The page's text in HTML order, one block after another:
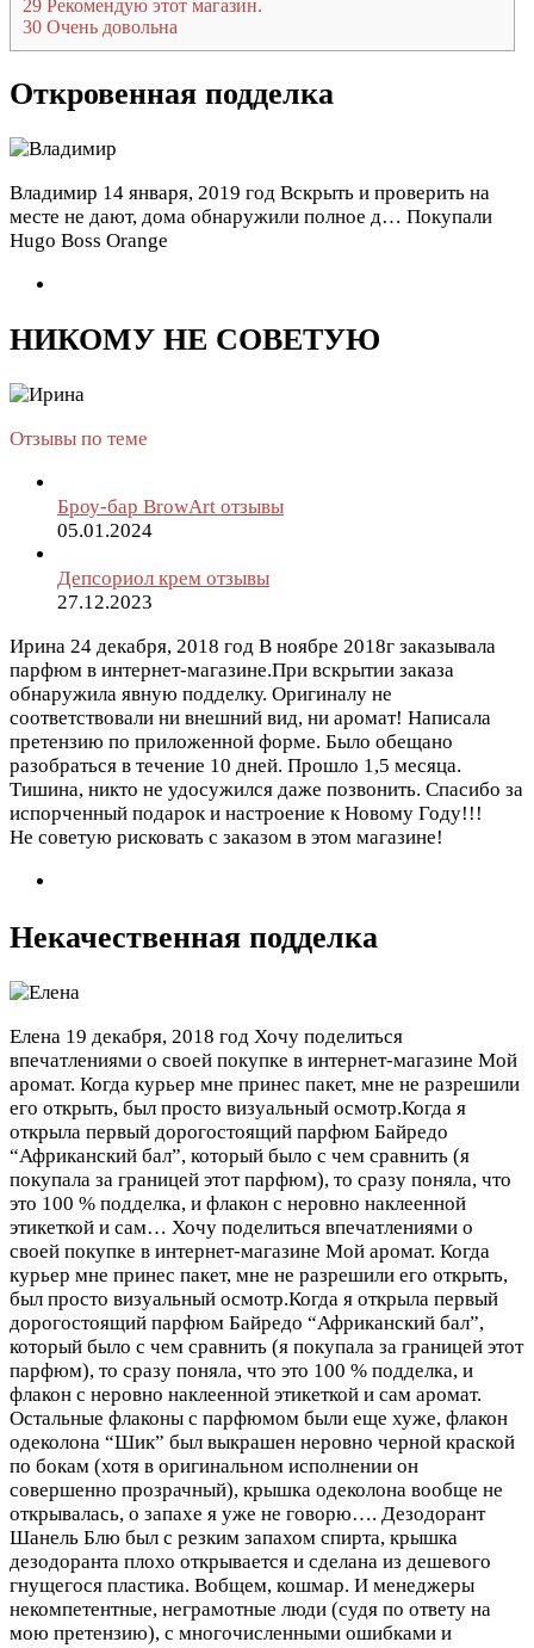
29 Рекомендую этот магазин.
30 Очень довольна
Откровенная подделка
Владимир 14 января, 2019 год Вскрыть и проверить на
месте не дают, дома обнаружили полное д… Покупали
Hugo Boss Orange
НИКОМУ НЕ СОВЕТУЮ
Отзывы по теме
Броу-бар BrowArt отзывы
05.01.2024
Депсориол крем отзывы
27.12.2023
Ирина 24 декабря, 2018 год В ноябре 2018г заказывала
парфюм в интернет-магазине.При вскрытии заказа
обнаружила явную подделку. Оригиналу не
соответствовали ни внешний вид, ни аромат! Написала
претензию по приложенной форме. Было обещано
разобраться в течение 10 дней. Прошло 1,5 месяца.
Тишина, никто не удосужился даже позвонить. Спасибо за
испорченный подарок и настроение к Новому Году!!!
Не советую рисковать с заказом в этом магазине!
Некачественная подделка
Елена 19 декабря, 2018 год Хочу поделиться
впечатлениями о своей покупке в интернет-магазине Мой
аромат. Когда курьер мне принес пакет, мне не разрешили
его открыть, был просто визуальный осмотр.Когда я
открыла первый дорогостоящий парфюм Байредо
“Африканский бал”, который было с чем сравнить (я
покупала за границей этот парфюм), то сразу поняла, что
это 100 % подделка, и флакон с неровно наклеенной
этикеткой и сам… Хочу поделиться впечатлениями о
своей покупке в интернет-магазине Мой аромат. Когда
курьер мне принес пакет, мне не разрешили его открыть,
был просто визуальный осмотр.Когда я открыла первый
дорогостоящий парфюм Байредо “Африканский бал”,
который было с чем сравнить (я покупала за границей этот
парфюм), то сразу поняла, что это 100 % подделка, и
флакон с неровно наклеенной этикеткой и сам аромат.
Остальные флаконы с парфюмом были еще хуже, флакон
одеколона “Шик” был выкрашен неровно черной краской
по бокам (хотя в оригинальном исполнении он
совершенно прозрачный), крышка одеколона вообще не
открывалась, о запахе я уже не говорю…. Дезодорант
Шанель Блю был с резким запахом спирта, крышка
дезодоранта плохо открывается и сделана из дешевого
гнущегося пластика. Вобщем, кошмар. И менеджеры
некомпетентные, неграмотные люди (судя по ответу на
мою претензию), с многочисленными ошибками и